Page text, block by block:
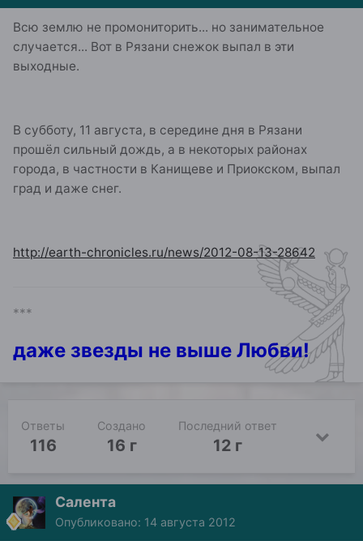
Всю землю не промониторить... но занимательное
случается... Вот в Рязани снежок выпал в эти
выходные.
В субботу, 11 августа, в середине дня в Рязани
прошёл сильный дождь, а в некоторых районах
города, в частности в Канищеве и Приокском, выпал
град и даже снег.
http://earth-chronicles.ru/news/2012-08-13-28642
***
даже звезды не выше Любви!
Ответы
116
Создано
16 г
Последний ответ
12 г
Салента
Опубликовано: 14 августа 2012